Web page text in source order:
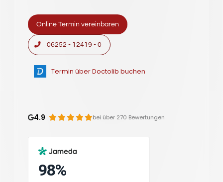
Online Termin vereinbaren
06252 - 12419 - 0
Termin über Doctolib buchen
4.9 bei über 270 Bewertungen